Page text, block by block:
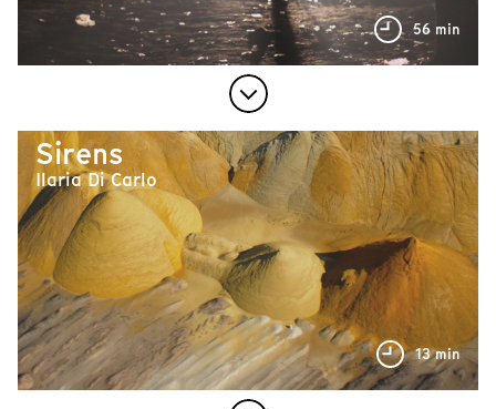
56 min
Sirens
Ilaria Di Carlo
13 min